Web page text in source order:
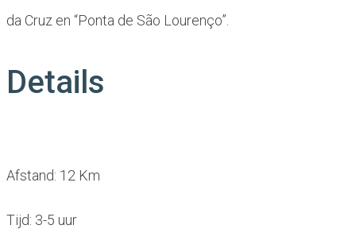
da Cruz en “Ponta de São Lourenço”.
Details
Afstand: 12 Km
Tijd: 3-5 uur